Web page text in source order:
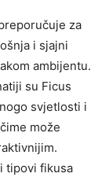
za
i sjajni
ambijentu.
su Ficus
svjetlosti i
može
tipovi fikusa